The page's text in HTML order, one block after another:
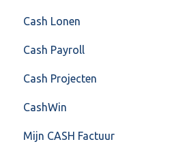
Algemeen
Formulierlayout
Verkoop
Voorraad
Overig
VoorraadService & Onderhoud
Cash Lonen
Algemeen
Inrichting
Jaarafsluiting
Salarisberekening
Cash Payroll
Aangifte
Algemeen
Basis Training
Cash Projecten
CashWin
Overig
Mijn CASH Factuur